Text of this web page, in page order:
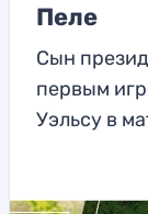
Пеле
Сын
первым
Уэльсу в